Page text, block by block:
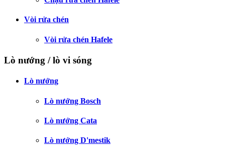
Vòi rửa chén
Vòi rửa chén Hafele
Lò nướng / lò vi sóng
Lò nướng
Lò nướng Bosch
Lò nướng Cata
Lò nướng D'mestik